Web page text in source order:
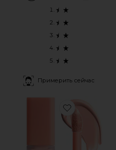
Примерить сейчас
Favorite